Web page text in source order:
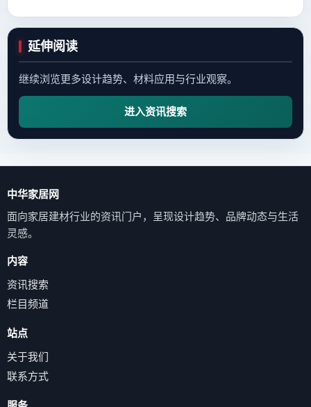
延伸阅读
继续浏览更多设计趋势、材料应用与行业观察。
进入资讯搜索
中华家居网
面向家居建材行业的资讯门户，呈现设计趋势、品牌动态与生活
灵感。
内容
资讯搜索
栏目频道
站点
关于我们
联系方式